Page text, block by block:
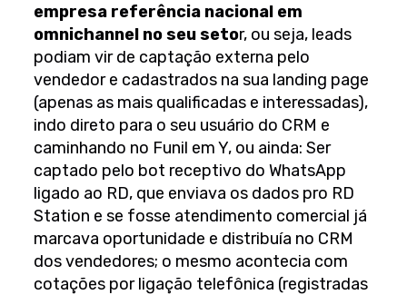
empresa referência nacional em
omnichannel no seu setor, ou seja, leads
podiam vir de captação externa pelo
vendedor e cadastrados na sua landing page
(apenas as mais qualificadas e interessadas),
indo direto para o seu usuário do CRM e
caminhando no Funil em Y, ou ainda: Ser
captado pelo bot receptivo do WhatsApp
ligado ao RD, que enviava os dados pro RD
Station e se fosse atendimento comercial já
marcava oportunidade e distribuía no CRM
dos vendedores; o mesmo acontecia com
cotações por ligação telefônica (registradas